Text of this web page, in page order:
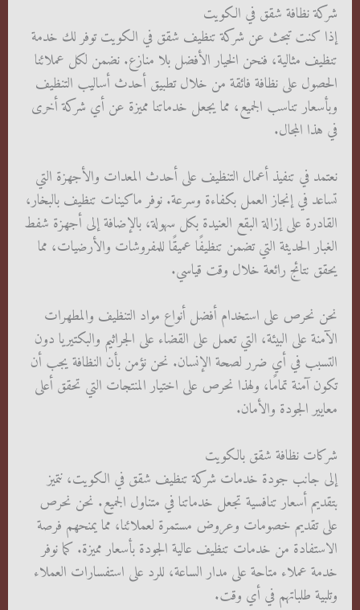
شركة نظافة شقق في الكويت
إذا كنت تبحث عن شركة تنظيف شقق في الكويت توفر لك خدمة
تنظيف مثالية، فنحن الخيار الأفضل بلا منازع. نضمن لكل عملائنا
الحصول على نظافة فائقة من خلال تطبيق أحدث أساليب التنظيف
وبأسعار تناسب الجميع، مما يجعل خدماتنا مميزة عن أي شركة أخرى
في هذا المجال.
نعتمد في تنفيذ أعمال التنظيف على أحدث المعدات والأجهزة التي
تساعد في إنجاز العمل بكفاءة وسرعة. نوفر ماكينات تنظيف بالبخار،
القادرة على إزالة البقع العنيدة بكل سهولة، بالإضافة إلى أجهزة شفط
الغبار الحديثة التي تضمن تنظيفًا عميقًا للمفروشات والأرضيات، مما
يحقق نتائج رائعة خلال وقت قياسي.
نحن نحرص على استخدام أفضل أنواع مواد التنظيف والمطهرات
الآمنة على البيئة، التي تعمل على القضاء على الجراثيم والبكتيريا دون
التسبب في أي ضرر لصحة الإنسان. نحن نؤمن بأن النظافة يجب أن
تكون آمنة تمامًا، ولهذا نحرص على اختيار المنتجات التي تحقق أعلى
معايير الجودة والأمان.
شركات نظافة شقق بالكويت
إلى جانب جودة خدمات شركة تنظيف شقق في الكويت، نتميز
بتقديم أسعار تنافسية تجعل خدماتنا في متناول الجميع. نحن نحرص
على تقديم خصومات وعروض مستمرة لعملائنا، مما يمنحهم فرصة
الاستفادة من خدمات تنظيف عالية الجودة بأسعار مميزة. كما نوفر
خدمة عملاء متاحة على مدار الساعة، للرد على استفسارات العملاء
وتلبية طلباتهم في أي وقت.